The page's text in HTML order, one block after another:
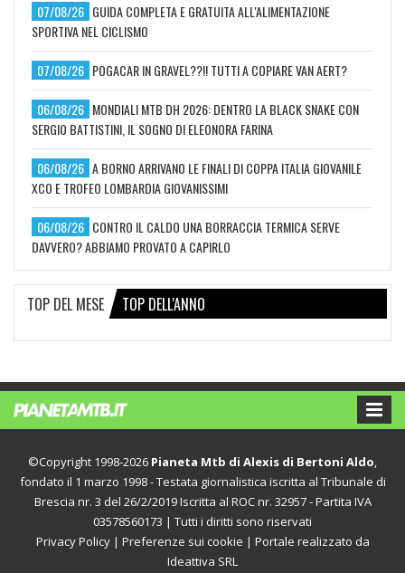
07/08/26 GUIDA COMPLETA E GRATUITA ALL'ALIMENTAZIONE
SPORTIVA NEL CICLISMO
07/08/26 POGACAR IN GRAVEL??!! TUTTI A COPIARE VAN AERT?
06/08/26 MONDIALI MTB DH 2026: DENTRO LA BLACK SNAKE CON
SERGIO BATTISTINI, IL SOGNO DI ELEONORA FARINA
06/08/26 A BORNO ARRIVANO LE FINALI DI COPPA ITALIA GIOVANILE
XCO E TROFEO LOMBARDIA GIOVANISSIMI
06/08/26 CONTRO IL CALDO UNA BORRACCIA TERMICA SERVE
DAVVERO? ABBIAMO PROVATO A CAPIRLO
TOP DEL MESE TOP DELL'ANNO
©Copyright 1998-2026 Pianeta Mtb di Alexis di Bertoni Aldo,
fondato il 1 marzo 1998 - Testata giornalistica iscritta al Tribunale di
Brescia nr. 3 del 26/2/2019 Iscritta al ROC nr. 32957 - Partita IVA
03578560173 | Tutti i diritti sono riservati
Privacy Policy| Preferenze sui cookie | Portale realizzato da
Ideattiva SRL